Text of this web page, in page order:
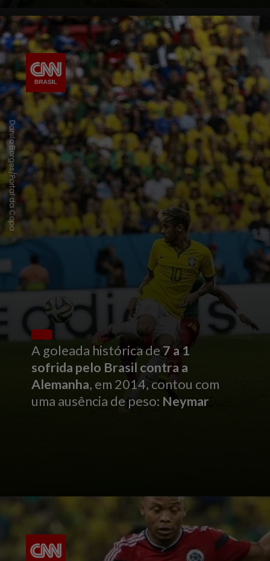
A goleada histórica de 7 a 1
sofrida pelo Brasil contra a
Alemanha, em 2014, contou com
uma ausência de peso: Neymar
Danilo Borges/Portal da Copa